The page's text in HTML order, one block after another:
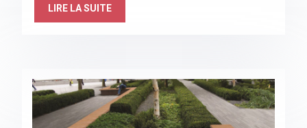
LIRE LA SUITE